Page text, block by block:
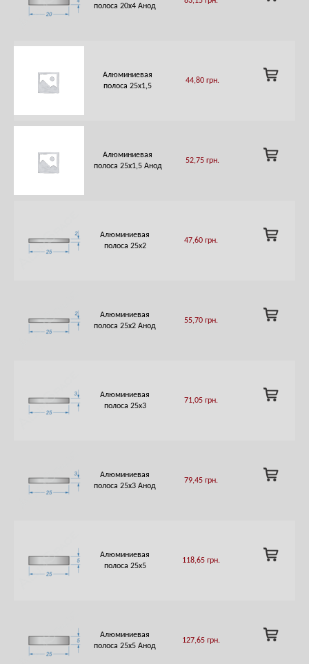
полоса 20х4 Анод
TO
Алюминиевая
полоса 25х1,5
44,80 грн.
ADD
TO
Алюминиевая
полоса 25х1,5 Анод
52,75 грн.
ADD
TO
Алюминиевая
полоса 25х2
47,60 грн.
ADD
TO
Алюминиевая
полоса 25х2 Анод
55,70 грн.
ADD
TO
Алюминиевая
полоса 25х3
71,05 грн.
ADD
TO
Алюминиевая
полоса 25х3 Анод
79,45 грн.
ADD
TO
Алюминиевая
полоса 25х5
118,65 грн.
ADD
TO
Алюминиевая
полоса 25х5 Анод
127,65 грн.
ADD
TO